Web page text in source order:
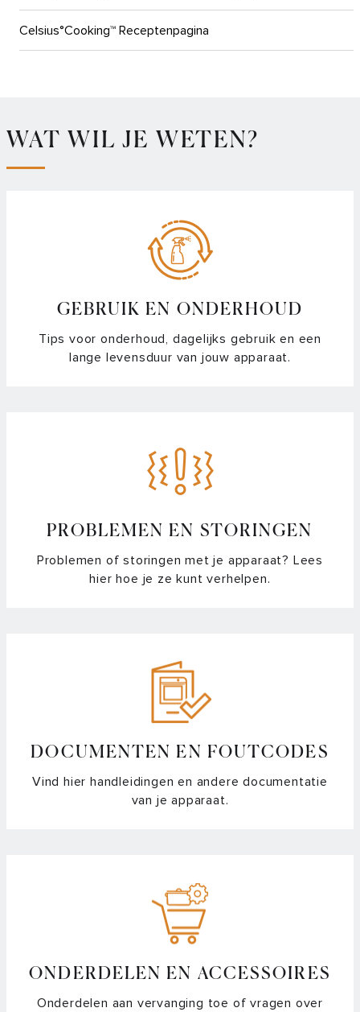
Celsius°Cooking™ Receptenpagina
met de Celsius°Cooking™ kookplaat
Plus menu – Hoe activeer ik de Aankookfunctie?
Plus menu – Hoe stel ik mijn kookplaat in op de gewenste
Plusmenu – Hoe stel ik de warmhoud functie in?
Met welke programma’s kan ik temperatuur gestuurd
Hoe maak ik aluminium schoon?
Hoe maak ik de motor van mijn afzuigkap vetvrij?
Hoe maak ik mijn afzuigkap schoon?
Hoe reset ik het vetfilter indicatielampje van de afzuigkap?
Vragen over PlasmaMade filters
Wanneer vervang ik het filter van mijn afzuigkap?
Welke soorten filters zijn er voor afzuigkappen?
WAT WIL JE WETEN?
GEBRUIK EN ONDERHOUD
Tips voor onderhoud, dagelijks gebruik en een
lange levensduur van jouw apparaat.
PROBLEMEN EN STORINGEN
Problemen of storingen met je apparaat? Lees
hier hoe je ze kunt verhelpen.
DOCUMENTEN EN FOUTCODES
Vind hier handleidingen en andere documentatie
van je apparaat.
ONDERDELEN EN ACCESSOIRES
Onderdelen aan vervanging toe of vragen over